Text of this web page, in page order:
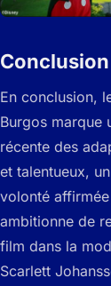
Conclusion
En conclusion,
Burgos marque
récente des
et talentueux,
volonté
ambitionne de
film dans la
Scarlett